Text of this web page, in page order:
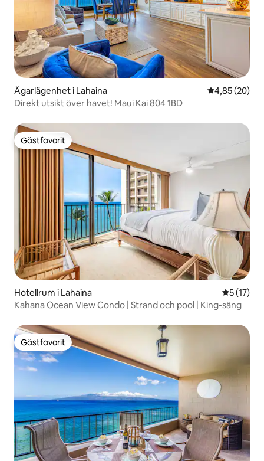
Ägarlägenhet i Lahaina 4,85 av 5 i
4,85 (20)
Direkt utsikt över havet! Maui Kai 804 1BD
Gästfavorit
Gästfavorit
Hotellrum i Lahaina 5 av 5 i
5 (17)
Kahana Ocean View Condo | Strand och pool | King-säng
Gästfavorit
Gästfavorit